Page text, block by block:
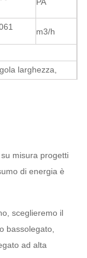
m3/h
larghezza,
a aria,
ad olio
misura progetti
di energia è
sceglieremo il
bassolegato,
ad alta